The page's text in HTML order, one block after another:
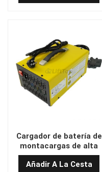
Cargador de batería de
montacargas de alta
calidad 24V 50A
(UMA80A)
Añadir A La Cesta